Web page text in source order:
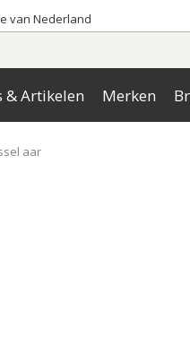
van Nederland
& Artikelen Merken
aar